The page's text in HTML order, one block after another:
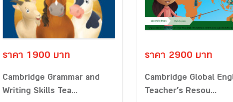
ราคา 1900 บาท
Cambridge Grammar and
Writing Skills Tea...
ราคา 2900 บาท
Cambridge Global
Teacher’s Resou...